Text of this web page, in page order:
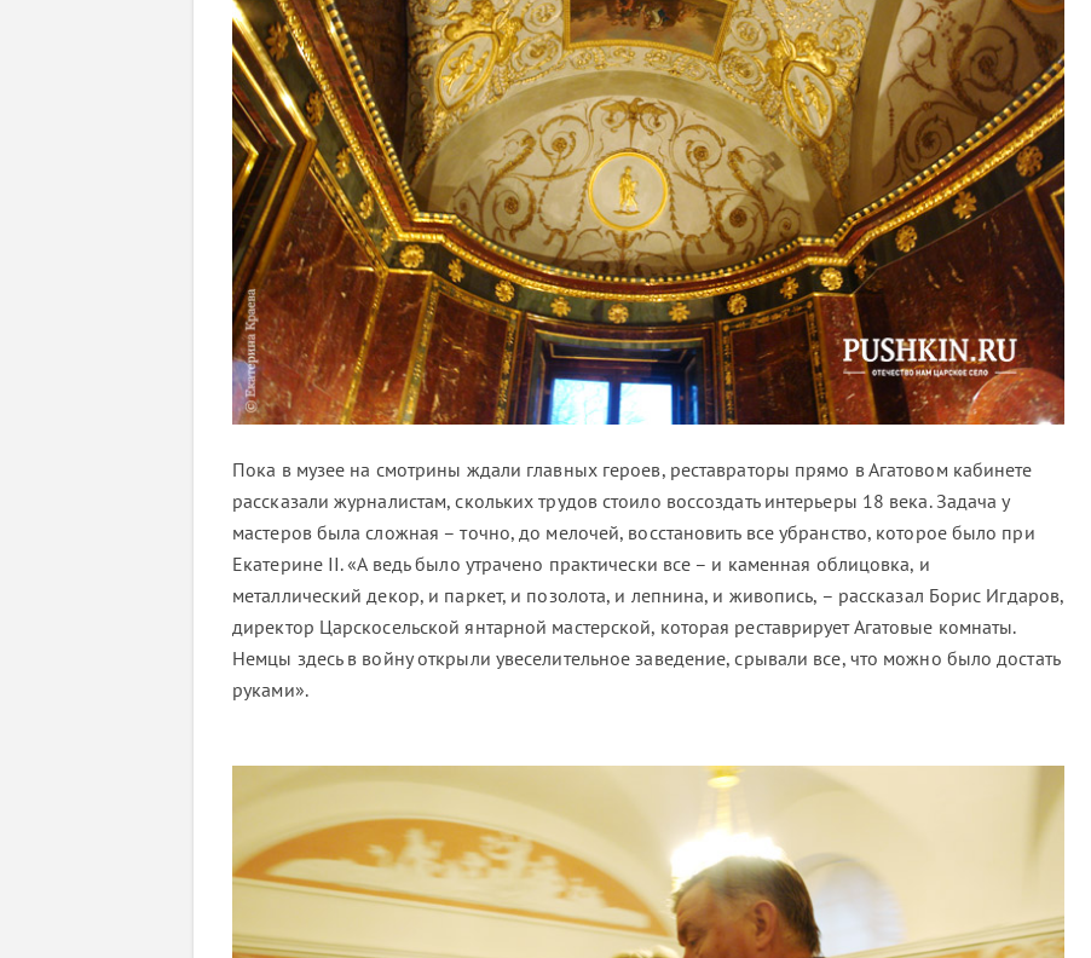
Пока в музее на смотрины ждали главных героев, реставраторы прямо в Агатовом кабинете
рассказали журналистам, скольких трудов стоило воссоздать интерьеры 18 века. Задача у
мастеров была сложная – точно, до мелочей, восстановить все убранство, которое было при
Екатерине II. «А ведь было утрачено практически все – и каменная облицовка, и
металлический декор, и паркет, и позолота, и лепнина, и живопись, – рассказал Борис Игдаров,
директор Царскосельской янтарной мастерской, которая реставрирует Агатовые комнаты.
Немцы здесь в войну открыли увеселительное заведение, срывали все, что можно было достать
руками».